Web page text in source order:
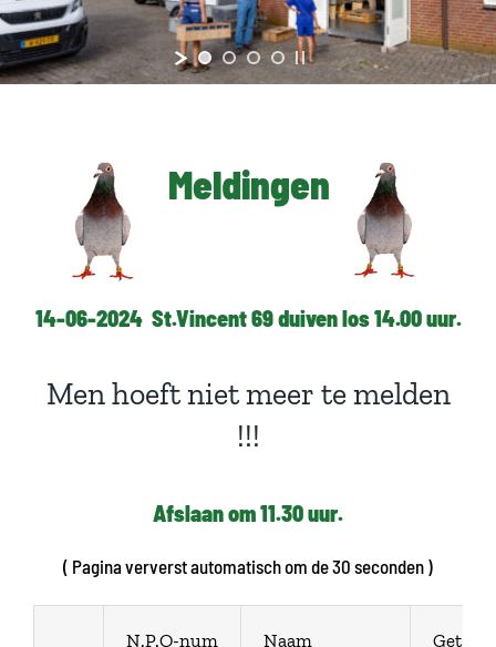
Meldingen
14-06-2024 St.Vincent 69 duiven los 14.00 uur.
Men hoeft niet meer te melden
!!!
Afslaan om 11.30 uur.
( Pagina ververst automatisch om de 30 seconden )
N.P.O-num Naam Get